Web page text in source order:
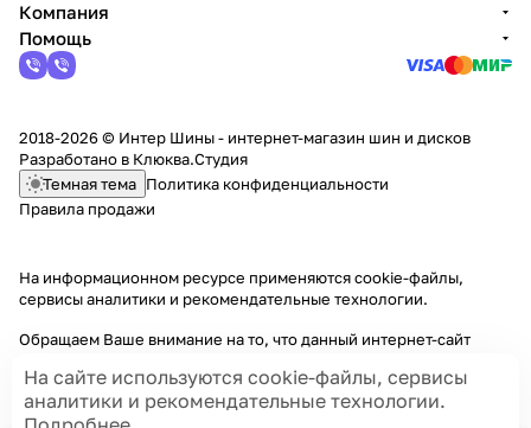
Компания
Помощь
2018-2026 © Интер Шины - интернет-магазин шин и дисков
Разработано в Клюква.Студия
Темная тема Политика конфиденциальности
Правила продажи
На информационном ресурсе применяютсяcookie-файлы,
сервисы аналитики и рекомендательные технологии.
Обращаем Ваше внимание на то, что данный интернет-сайт
условиях информационные материалы и цены, размещенные на
сайте, не являются публичной офертой, определяемой
На сайте используются cookie-файлы, сервисы
аналитики и рекомендательные технологии.